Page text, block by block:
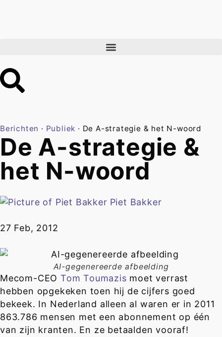
Berichten · Publiek · De A-strategie & het N-woord
De A-strategie &
het N-woord
Piet Bakker
27 Feb, 2012
AI-gegenereerde afbeelding
Mecom-CEOTom Toumazis moet verrast
hebben opgekeken toen hij de cijfers goed
bekeek. In Nederland alleen al waren er in 2011
863.786 mensen met een abonnement op één
van zijn kranten. En ze betaalden vooraf!